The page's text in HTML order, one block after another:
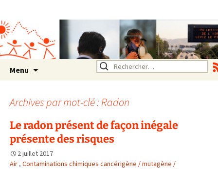
Rhône Alpes
Un environnement sain pour
la santé de tous
Menu Rechercher :
Archives par mot-clé : Radon
Le radon présent de façon inégale
présente des risques
2 juillet 2017
Air , Contaminations chimiques cancérigène / mutagène /